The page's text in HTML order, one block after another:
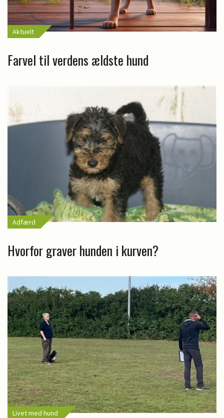
Aktuelt
Farvel til verdens ældste hund
Adfærd
Hvorfor graver hunden i kurven?
Livet med hund